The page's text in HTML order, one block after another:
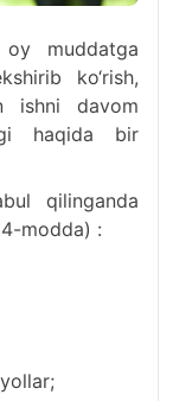
muddatga
ko‘rish,
ishni davom
haqida bir
qilinganda
modda) :